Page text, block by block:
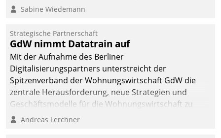
Sabine Wiedemann
Strategische Partnerschaft
GdW nimmt Datatrain auf
Mit der Aufnahme des Berliner
Digitalisierungspartners unterstreicht der
Spitzenverband der Wohnungswirtschaft GdW die
zentrale Herausforderung, neue Strategien und
Geschäftsmodelle für die Wohnungswirtschaft zu
entwickeln.
Andreas Lerchner